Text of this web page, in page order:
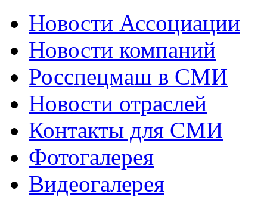
Новости Ассоциации
Новости компаний
Росспецмаш в СМИ
Новости отраслей
Контакты для СМИ
Фотогалерея
Видеогалерея